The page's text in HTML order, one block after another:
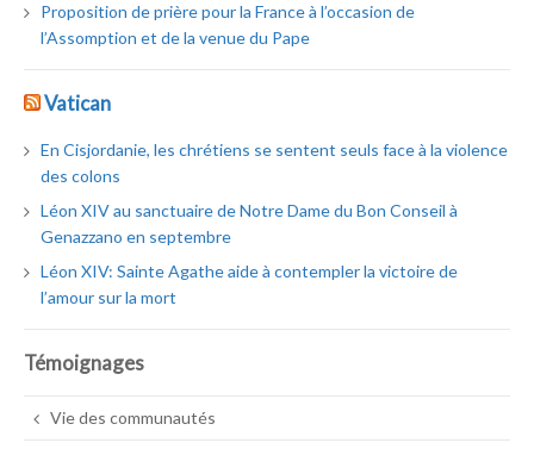
Proposition de prière pour la France à l’occasion de
l’Assomption et de la venue du Pape
Vatican
En Cisjordanie, les chrétiens se sentent seuls face à la violence
des colons
Léon XIV au sanctuaire de Notre Dame du Bon Conseil à
Genazzano en septembre
Léon XIV: Sainte Agathe aide à contempler la victoire de
l’amour sur la mort
Témoignages
Vie des communautés